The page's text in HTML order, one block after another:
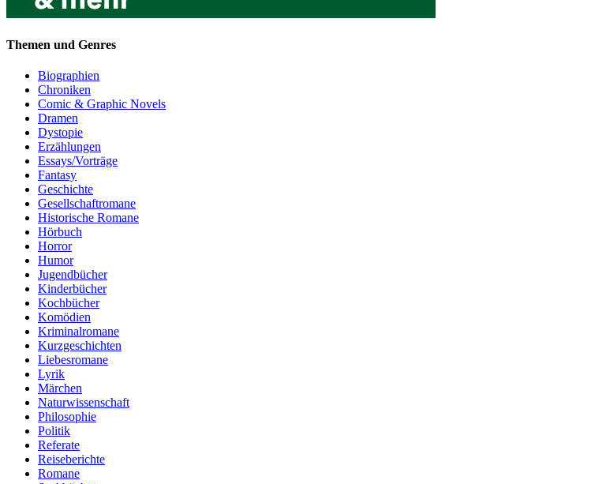
Themen und Genres
Biographien
Chroniken
Comic & Graphic Novels
Dramen
Dystopie
Erzählungen
Essays/Vorträge
Fantasy
Geschichte
Gesellschaftromane
Historische Romane
Hörbuch
Horror
Humor
Jugendbücher
Kinderbücher
Kochbücher
Komödien
Kriminalromane
Kurzgeschichten
Liebesromane
Lyrik
Märchen
Naturwissenschaft
Philosophie
Politik
Referate
Reiseberichte
Romane